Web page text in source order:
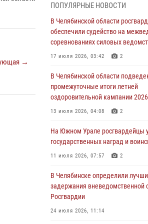
→
В Магнитогорске сотрудники
задержали рецидивиста за
из супермаркета
05 августа 2026, 06:06
На Южном Урале спецназ
военно-полевые сборы для
04 августа 2026, 10:03 1
воров в Челябинске
04 августа 2026, 10:00
задержали подозреваемого в
убийства
03 августа 2026, 11:41
ПОПУЛЯРНЫЕ НОВОСТИ
В Челябинской области
обеспечили судейство на
соревнованиях силовых
17 июля 2026, 03:42 2
В Челябинской области
промежуточные итоги летней
оздоровительной кампании
13 июля 2026, 04:08 2
На Южном Урале росгвардейцы
государственных наград и
11 июля 2026, 07:57 2
В Челябинске определили
задержания вневедомственной
Росгвардии
24 июля 2026, 11:14